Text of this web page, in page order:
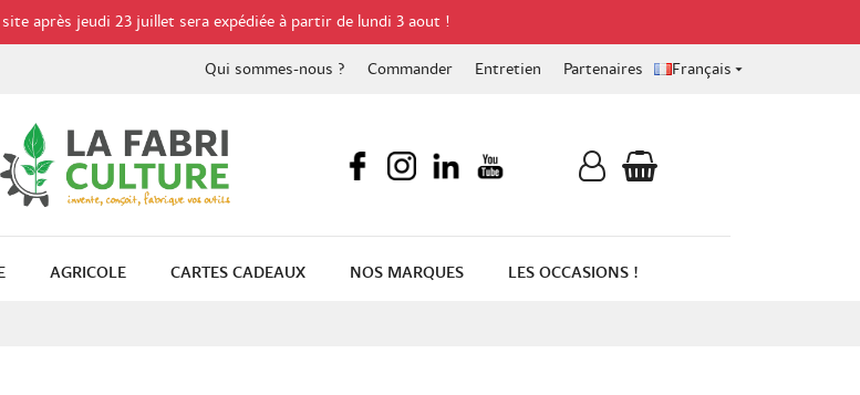
après jeudi 23 juillet sera expédiée à partir de lundi 3 aout !
Qui sommes-nous ? Commander Entretien Partenaires Français
AGRICOLE CARTES CADEAUX NOS MARQUES LES OCCASIONS !